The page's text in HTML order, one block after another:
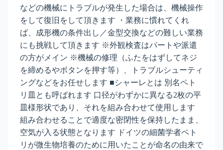
などの機械にトラブルが発生した場合は、機械操作
をして復旧をして頂きます ・業務に慣れてくれ
ば、成形機の条件出し／金型交換などの難しい業務
にも挑戦して頂きます ※外観検査はパートや派遣
の方がメイン ※機械の修理（ふたをはずしてネジ
を締めるやボタンを押す等）、トラブルシューティ
ングなどをお任せします ■シャーレとは 別名ペト
リ皿とも呼ばれます 口径がわずかに異なる2枚の平
皿様形状であり、それを組み合わせて使用します
組み合わせることで適度な密閉性を保持したまま、
空気が入る状態となります ドイツの細菌学者ペト
リが微生物培養のために用いたことが命名の由来で